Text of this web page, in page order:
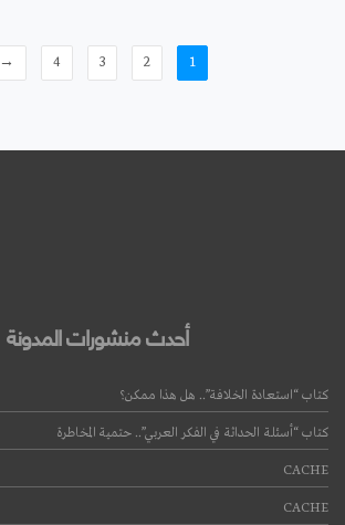
1
2
3
4
→
أحدث منشورات المدونة
كتاب “استعادة الخلافة”.. هل هذا ممكن؟
كتاب “أسئلة الحداثة في الفكر العربي”.. حتمية المخاطرة
CACHE
CACHE